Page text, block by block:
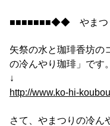
■■■■■■■◆◆ やまつ
矢祭の水と珈琲香坊の
の冷んやり珈琲」です。
↓
http://www.ko-hi-
さて、やまつりの冷ん